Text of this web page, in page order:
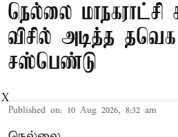
நெல்லை மாநகராட்சி
விசில் அடித்த தவெக
சஸ்பெண்டு
Published on: 10 Aug 2026, 8:32 am
X